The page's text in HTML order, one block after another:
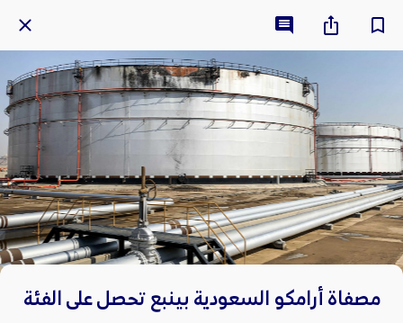
مصفاة أرامكو السعودية بينبع تحصل على الفئة